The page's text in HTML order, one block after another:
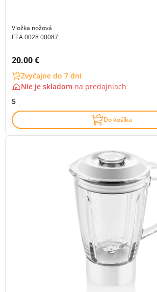
Vložka nožová
ETA 0028 00087
Cena s DPH:
20.00 €
Zvyčajne do 7 dní
Nie je skladom na predajniach
5
Do košíka